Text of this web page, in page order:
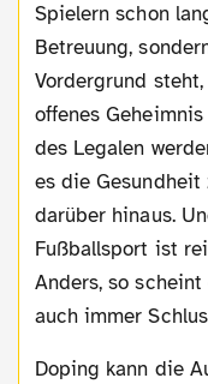
Spielern schon
Betreuung,
Vordergrund
offenes
des Legalen
es die Gesundheit
darüber hinaus.
Fußballsport ist
Anders, so
auch immer
Doping kann die Ausdauerleistung unterstützen,